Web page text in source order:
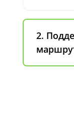
2.